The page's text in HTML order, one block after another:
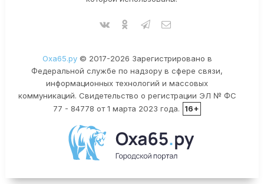
Оха65.ру© 2017-2026 Зарегистрировано в
Федеральной службе по надзору в сфере связи,
информационных технологий и массовых
коммуникаций. Свидетельство о регистрации ЭЛ № ФС
77 - 84778 от 1 марта 2023 года.
16+